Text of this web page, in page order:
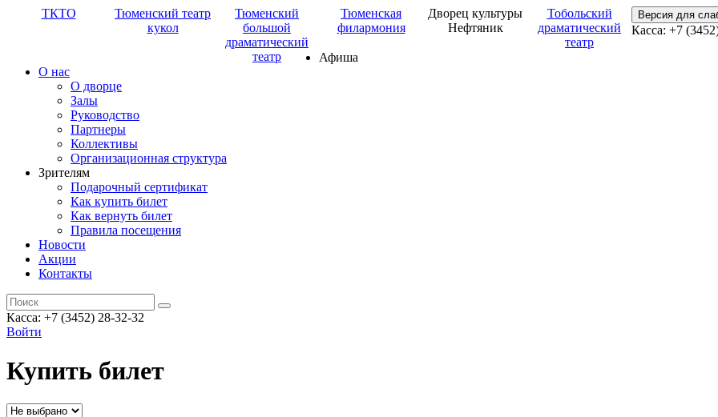
ТКТО
Тюменский театр
кукол
Тюменский
большой
драматический
театр
Тюменская
филармония
Дворец культуры
Нефтяник
Тобольский
драматический
театр
Версия для
Касса: +7
Афиша
О нас
О дворце
Залы
Руководство
Партнеры
Коллективы
Организационная структура
Зрителям
Подарочный сертификат
Как купить билет
Как вернуть билет
Правила посещения
Новости
Акции
Контакты
Касса: +7 (3452) 28-32-32
Войти
Купить билет